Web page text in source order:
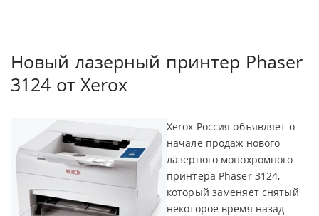
Новый лазерный принтер Phaser
3124 от Xerox
Xerox Россия объявляет о
начале продаж нового
лазерного монохромного
принтера Phaser 3124,
который заменяет снятый
некоторое время назад